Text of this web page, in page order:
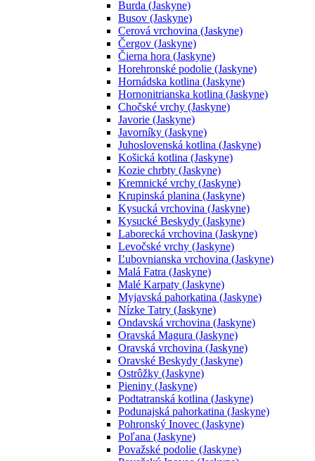
Burda (Jaskyne)
Busov (Jaskyne)
Cerová vrchovina (Jaskyne)
Čergov (Jaskyne)
Čierna hora (Jaskyne)
Horehronské podolie (Jaskyne)
Hornádska kotlina (Jaskyne)
Hornonitrianska kotlina (Jaskyne)
Chočské vrchy (Jaskyne)
Javorie (Jaskyne)
Javorníky (Jaskyne)
Juhoslovenská kotlina (Jaskyne)
Košická kotlina (Jaskyne)
Kozie chrbty (Jaskyne)
Kremnické vrchy (Jaskyne)
Krupinská planina (Jaskyne)
Kysucká vrchovina (Jaskyne)
Kysucké Beskydy (Jaskyne)
Laborecká vrchovina (Jaskyne)
Levočské vrchy (Jaskyne)
Ľubovnianska vrchovina (Jaskyne)
Malá Fatra (Jaskyne)
Malé Karpaty (Jaskyne)
Myjavská pahorkatina (Jaskyne)
Nízke Tatry (Jaskyne)
Ondavská vrchovina (Jaskyne)
Oravská Magura (Jaskyne)
Oravská vrchovina (Jaskyne)
Oravské Beskydy (Jaskyne)
Ostrôžky (Jaskyne)
Pieniny (Jaskyne)
Podtatranská kotlina (Jaskyne)
Podunajská pahorkatina (Jaskyne)
Pohronský Inovec (Jaskyne)
Poľana (Jaskyne)
Považské podolie (Jaskyne)